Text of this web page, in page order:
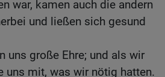
war, kamen auch die andern
und ließen sich gesund
uns große Ehre; und als wir
uns mit, was wir nötig hatten.